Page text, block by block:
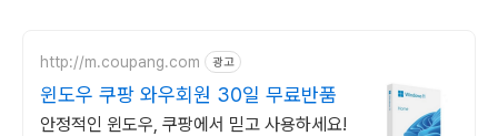
http://m.coupang.com 광고
윈도우 쿠팡 와우회원 30일 무료반품
안정적인 윈도우, 쿠팡에서 믿고 사용하세요!